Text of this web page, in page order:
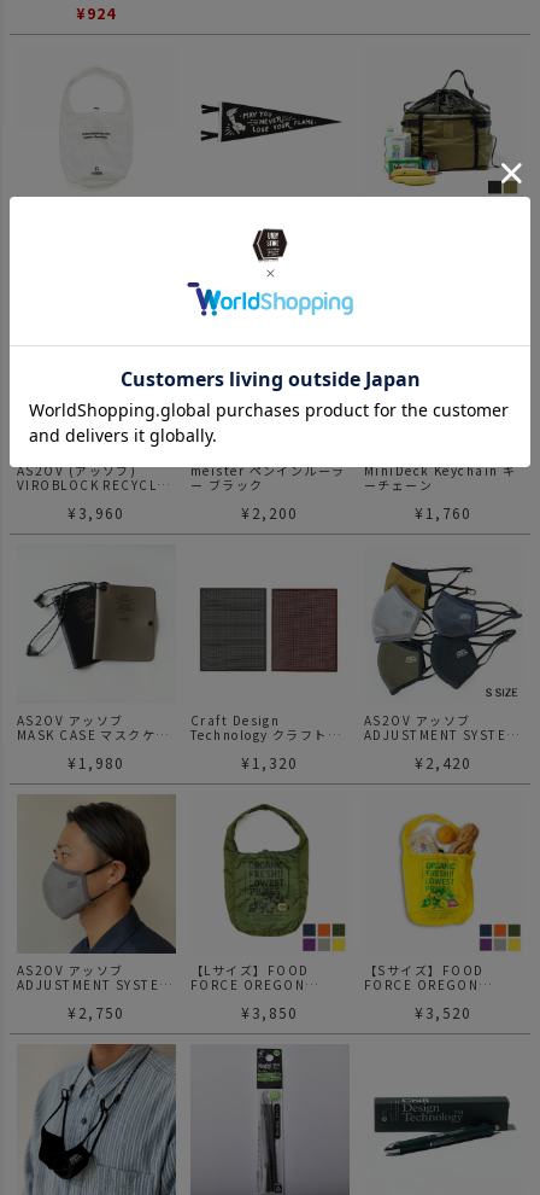
¥924
Pennant オックスフォ
ードペナント May You
Never Lose Your Flame
ペナント
4,620
AS2OV (アッソブ)
VIROBLOCK RECYCLED
BAG エコバッグ
¥ 3,960
meister ペンインルーラ
ー ブラック
¥ 2,200
MiniDeck Keychain キ
ーチェーン
¥ 1,760
AS2OV アッソブ
MASK CASE マスクケー
¥ 1,980
Craft Design
Technology クラフトデ
CDT バインダーファイ
¥ 1,320
AS2OV アッソブ
ADJUSTMENT SYSTEM
機能 2層構造 マスク
¥ 2,420
AS2OV アッソブ
ADJUSTMENT SYSTEM
構造 マスク
¥ 2,750
【Lサイズ】FOOD
FORCE OREGON
¥ 3,850
【Sサイズ】FOOD
FORCE OREGON
¥ 3,520